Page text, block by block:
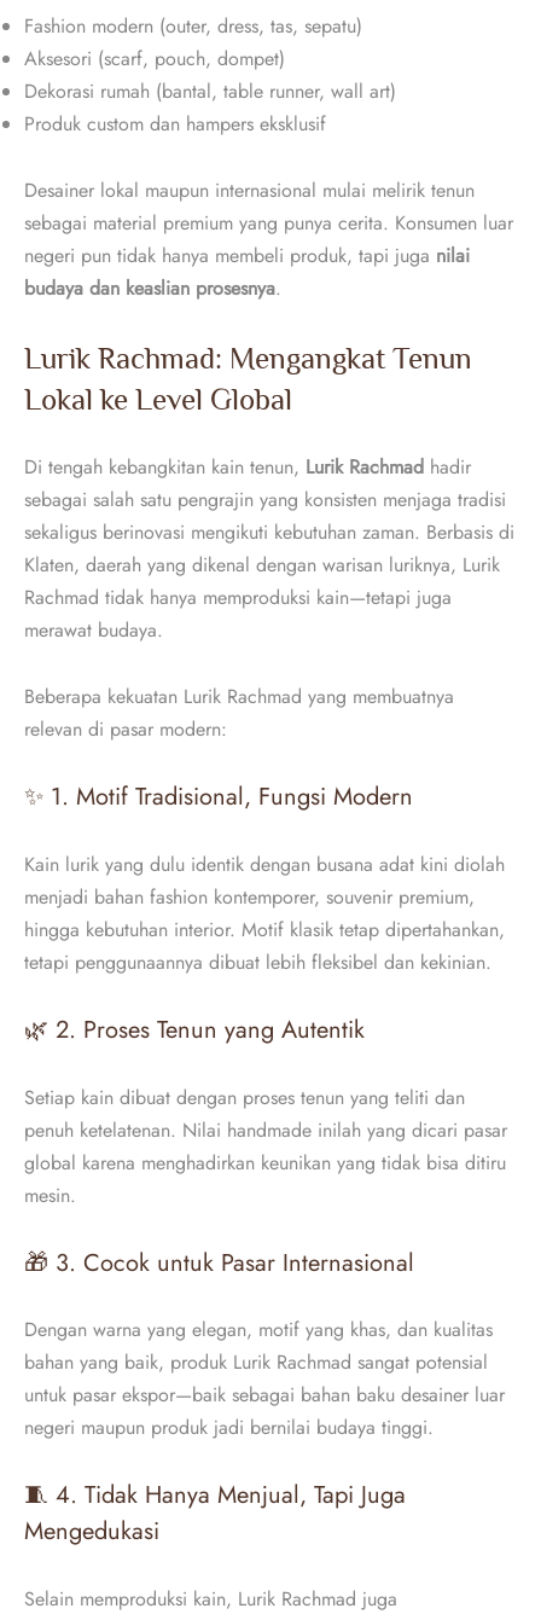
Fashion modern (outer, dress, tas, sepatu)
Aksesori (scarf, pouch, dompet)
Dekorasi rumah (bantal, table runner, wall art)
Produk custom dan hampers eksklusif
Desainer lokal maupun internasional mulai melirik tenun
sebagai material premium yang punya cerita. Konsumen luar
negeri pun tidak hanya membeli produk, tapi juga nilai
budaya dan keaslian prosesnya.
Lurik Rachmad: Mengangkat Tenun
Lokal ke Level Global
Di tengah kebangkitan kain tenun, Lurik Rachmad hadir
sebagai salah satu pengrajin yang konsisten menjaga tradisi
sekaligus berinovasi mengikuti kebutuhan zaman. Berbasis di
Klaten, daerah yang dikenal dengan warisan luriknya, Lurik
Rachmad tidak hanya memproduksi kain—tetapi juga
merawat budaya.
Beberapa kekuatan Lurik Rachmad yang membuatnya
relevan di pasar modern:
✨ 1. Motif Tradisional, Fungsi Modern
Kain lurik yang dulu identik dengan busana adat kini diolah
menjadi bahan fashion kontemporer, souvenir premium,
hingga kebutuhan interior. Motif klasik tetap dipertahankan,
tetapi penggunaannya dibuat lebih fleksibel dan kekinian.
🌿 2. Proses Tenun yang Autentik
Setiap kain dibuat dengan proses tenun yang teliti dan
penuh ketelatenan. Nilai handmade inilah yang dicari pasar
global karena menghadirkan keunikan yang tidak bisa ditiru
mesin.
🎁 3. Cocok untuk Pasar Internasional
Dengan warna yang elegan, motif yang khas, dan kualitas
bahan yang baik, produk Lurik Rachmad sangat potensial
untuk pasar ekspor—baik sebagai bahan baku desainer luar
negeri maupun produk jadi bernilai budaya tinggi.
🧵 4. Tidak Hanya Menjual, Tapi Juga
Mengedukasi
Selain memproduksi kain, Lurik Rachmad juga